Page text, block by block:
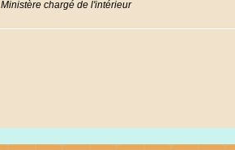
Ministère chargé de l'intérieur